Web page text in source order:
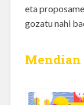
eta
gozatu nahi
Mendian